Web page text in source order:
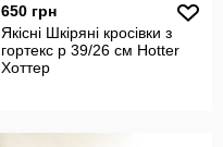
650 грн
Якісні Шкіряні кросівки з
гортекс р 39/26 см Hotter
Хоттер